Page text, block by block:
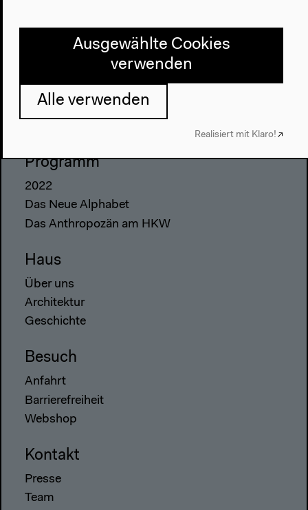
Programm
2022
Das Neue Alphabet
Das Anthropozän am HKW
Haus
Über uns
Architektur
Geschichte
Besuch
Anfahrt
Barrierefreiheit
Webshop
Kontakt
Presse
Team
Ausgewählte Cookies
verwenden
Alle verwenden
Realisiert mit Klaro!